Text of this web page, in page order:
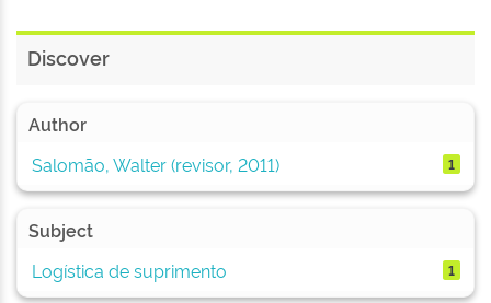
Discover
Author
Salomão, Walter (revisor, 2011)
1
Subject
Logística de suprimento
1